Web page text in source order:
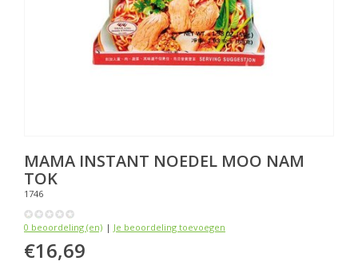
MAMA INSTANT NOEDEL MOO NAM
TOK
1746
0 beoordeling (en) | Je beoordeling toevoegen
€16,69